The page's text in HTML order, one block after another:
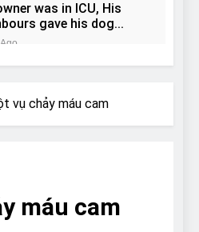
was in ICU, His
gave his dog
Do Bulldogs Snore?
Fart? Yes! And
to Stop It!
vụ chảy máu cam
máu cam